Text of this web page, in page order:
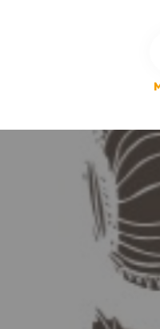
Espace Pédagogique
CALENDRIERS DE